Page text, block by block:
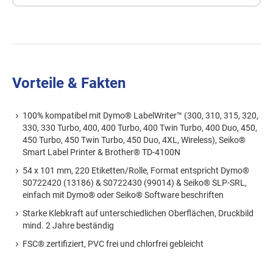
Vorteile & Fakten
100% kompatibel mit Dymo® LabelWriter™ (300, 310, 315, 320,
330, 330 Turbo, 400, 400 Turbo, 400 Twin Turbo, 400 Duo, 450,
450 Turbo, 450 Twin Turbo, 450 Duo, 4XL, Wireless), Seiko®
Smart Label Printer & Brother® TD-4100N
54 x 101 mm, 220 Etiketten/Rolle, Format entspricht Dymo®
S0722420 (13186) & S0722430 (99014) & Seiko® SLP-SRL,
einfach mit Dymo® oder Seiko® Software beschriften
Starke Klebkraft auf unterschiedlichen Oberflächen, Druckbild
mind. 2 Jahre beständig
FSC® zertifiziert, PVC frei und chlorfrei gebleicht